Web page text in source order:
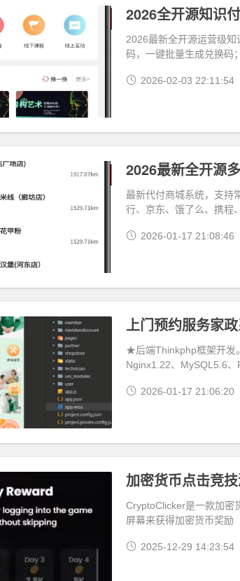
2026全开源知识
2026最新全开源运营级
码，一键批量生成兑换码
2026-02-03 22:11:54
2026最新全开源
最新代付商城系统，支持
行、京东、饿了么、携程
2026-01-17 21:08:46
★后端Thinkphp框架开发
Nginx1.22、MySQL5.6、
2026-01-17 21:06:20
加密货币点击竞
CryptoClicker是一款加密
屏幕来获得加密货币奖励
2025-12-29 14:23:54